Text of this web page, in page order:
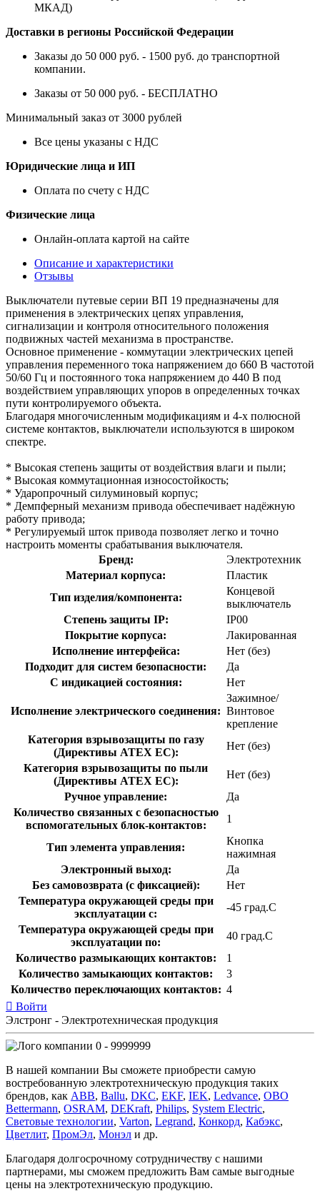
МКАД)
Доставки в регионы Российской Федерации
Заказы до 50 000 руб. - 1500 руб. до транспортной
компании.
Заказы от 50 000 руб. - БЕСПЛАТНО
Минимальный заказ от 3000 рублей
Все цены указаны с НДС
Юридические лица и ИП
Оплата по счету с НДС
Физические лица
Онлайн-оплата картой на сайте
Описание и характеристики
Отзывы
Выключатели путевые серии ВП 19 предназначены для
применения в электрических цепях управления,
сигнализации и контроля относительного положения
подвижных частей механизма в пространстве.
Основное применение - коммутации электрических цепей
управления переменного тока напряжением до 660 В частотой
50/60 Гц и постоянного тока напряжением до 440 В под
воздействием управляющих упоров в определенных точках
пути контролируемого объекта.
Благодаря многочисленным модификациям и 4-х полюсной
системе контактов, выключатели используются в широком
спектре.
* Высокая степень защиты от воздействия влаги и пыли;
* Высокая коммутационная износостойкость;
* Ударопрочный силуминовый корпус;
* Демпферный механизм привода обеспечивает надёжную
работу привода;
* Регулируемый шток привода позволяет легко и точно
настроить моменты срабатывания выключателя.
Бренд:
Электротехник
Материал корпуса:
Пластик
Тип изделия/компонента:
Концевой
выключатель
Степень защиты IP:
IP00
Покрытие корпуса:
Лакированная
Исполнение интерфейса:
Нет (без)
Подходит для систем безопасности:
Да
С индикацией состояния:
Нет
Исполнение электрического соединения:
Зажимное/
Винтовое
крепление
Категория взрывозащиты по газу
(Директивы ATEX ЕС):
Нет (без)
Категория взрывозащиты по пыли
(Директивы ATEX ЕС):
Нет (без)
Ручное управление:
Да
Количество связанных с безопасностью
вспомогательных блок-контактов:
1
Тип элемента управления:
Кнопка
нажимная
Электронный выход:
Да
Без самовозврата (с фиксацией):
Нет
Температура окружающей среды при
эксплуатации с:
-45 град.C
Температура окружающей cреды при
эксплуатации по:
40 град.C
Количество размыкающих контактов:
1
Количество замыкающих контактов:
3
Количество переключающих контактов: 4
Войти
Элстронг - Электротехническая продукция
0 - 9999999
В нашей компании Вы сможете приобрести самую
востребованную электротехническую продукция таких
брендов, как ABB, Ballu, DKC, EKF, IEK, Ledvance, OBO
Bettermann, OSRAM, DEKraft, Philips, System Electric,
Световые технологии, Varton, Legrand, Конкорд, Кабэкс,
Цветлит, ПромЭл, Монэл и др.
Благодаря долгосрочному сотрудничеству с нашими
партнерами, мы сможем предложить Вам самые выгодные
цены на электротехническую продукцию.